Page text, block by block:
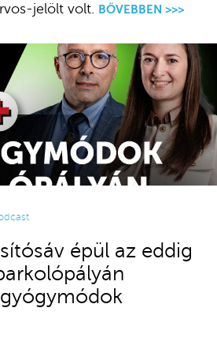
jelölt volt.
BŐVEBBEN >>>
épül az eddig